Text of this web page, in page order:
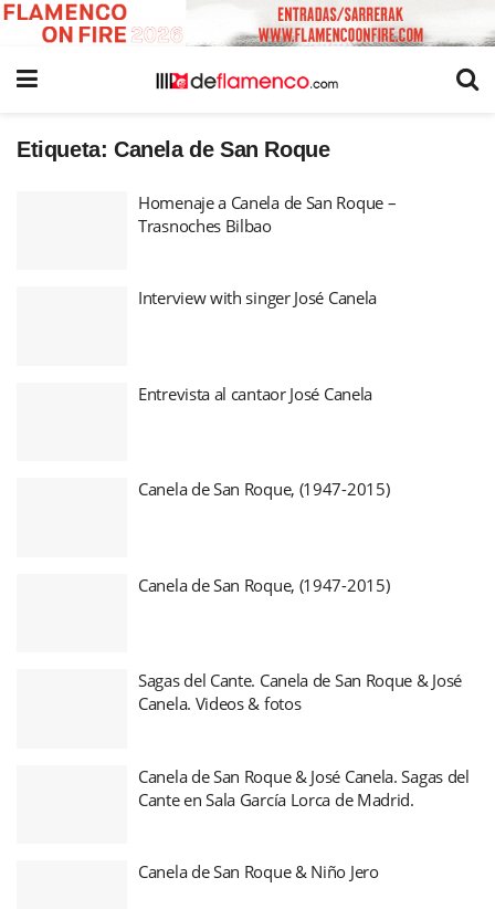
Etiqueta: Canela de San Roque
Homenaje a Canela de San Roque –
Trasnoches Bilbao
Interview with singer José Canela
Entrevista al cantaor José Canela
Canela de San Roque, (1947-2015)
Canela de San Roque, (1947-2015)
Sagas del Cante. Canela de San Roque & José
Canela. Videos & fotos
Canela de San Roque & José Canela. Sagas del
Cante en Sala García Lorca de Madrid.
Canela de San Roque & Niño Jero